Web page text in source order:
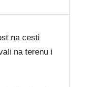
na cesti
na terenu i